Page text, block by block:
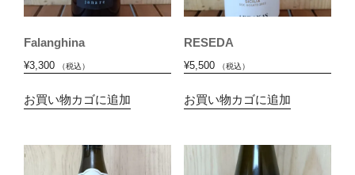
Falanghina
¥3,300 （税込）
お買い物カゴに追加
RESEDA
¥5,500 （税込）
お買い物カゴに追加